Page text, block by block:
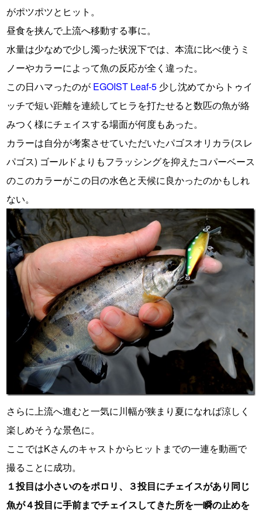
がポツポツとヒット。
昼食を挟んで上流へ移動する事に。
水量は少なめで少し濁った状況下では、本流に比べ使うミ
ノーやカラーによって魚の反応が全く違った。
この日ハマったのが EGOIST Leaf-5 少し沈めてからトゥイ
ッチで短い距離を連続してヒラを打たせると数匹の魚が絡
みつく様にチェイスする場面が何度もあった。
カラーは自分が考案させていただいたパゴスオリカラ(スレ
パゴス) ゴールドよりもフラッシングを抑えたコパーベース
のこのカラーがこの日の水色と天候に良かったのかもしれ
ない。
さらに上流へ進むと一気に川幅が狭まり夏になれば涼しく
楽しめそうな景色に。
ここではKさんのキャストからヒットまでの一連を動画で
撮ることに成功。
１投目は小さいのをポロリ、３投目にチェイスがあり同じ
魚が４投目に手前までチェイスしてきた所を一瞬の止めを